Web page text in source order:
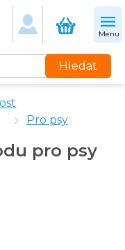
Menu
Hledat
mazlíčky 1 l
psy a kočky
ml
Pro psy
pro psy